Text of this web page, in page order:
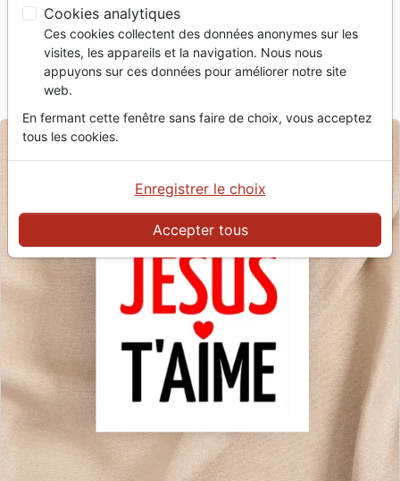
Autocollant "Jésus t'aime"
carré 7,5 cm
RéférenceSTIC0701 EAN9991020007289
Jésus Stickers
Cookies analytiques
Ces cookies collectent des données anonymes sur les
visites, les appareils et la navigation. Nous nous
appuyons sur ces données pour améliorer notre site
web.
En fermant cette fenêtre sans faire de choix, vous acceptez
tous les cookies.
Accepter tous
Enregistrer le choix